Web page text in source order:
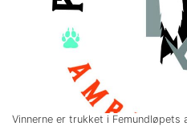
Vinnerne er trukket i Femundløpets